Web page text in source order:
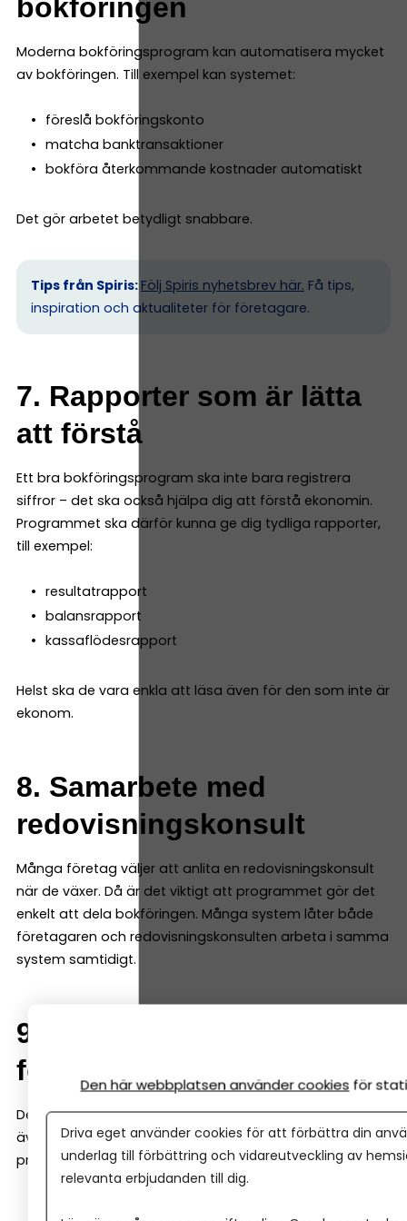
bokföringen
Moderna bokföringsprogram kan automatisera mycket
av bokföringen. Till exempel kan systemet:
föreslå bokföringskonto
matcha banktransaktioner
bokföra återkommande kostnader automatiskt
Det gör arbetet betydligt snabbare.
Tips från Spiris: Följ Spiris nyhetsbrev här. Få tips,
inspiration och aktualiteter för företagare.
7. Rapporter som är lätta
att förstå
Ett bra bokföringsprogram ska inte bara registrera
siffror – det ska också hjälpa dig att förstå ekonomin.
Programmet ska därför kunna ge dig tydliga rapporter,
till exempel:
resultatrapport
balansrapport
kassaflödesrapport
Helst ska de vara enkla att läsa även för den som inte är
ekonom.
8. Samarbete med
redovisningskonsult
Många företag väljer att anlita en redovisningskonsult
när de växer. Då är det viktigt att programmet gör det
enkelt att dela bokföringen. Många system låter både
företagaren och redovisningskonsulten arbeta i samma
system samtidigt.
9. Möjlighet att växa med
företaget
Det bokföringsprogram du väljer i början bör fungera
även när företaget växer. Det är därför bra om
programmet även kan hantera saker som:
Den här webbplatsen använder cookies för
Driva eget använder cookies för att förbättra din
underlag till förbättring och vidareutveckling av
relevanta erbjudanden till dig.